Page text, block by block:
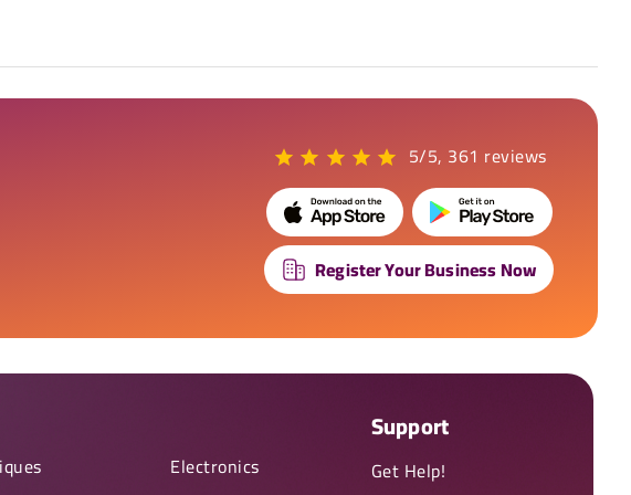
5/5, 361 reviews
Register Your Business Now
Electronics
Support
Get Help!